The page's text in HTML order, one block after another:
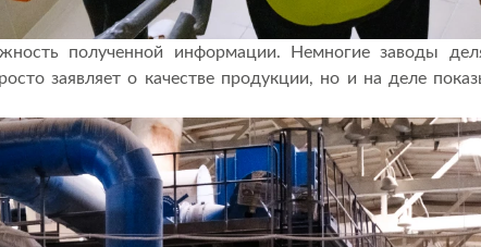
полученной информации. Немногие заводы
заявляет о качестве продукции, но и на деле